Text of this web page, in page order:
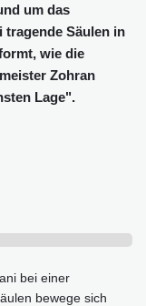
um das
tragende Säulen in
wie die
Zohran
Lage".
bei einer
bewege sich